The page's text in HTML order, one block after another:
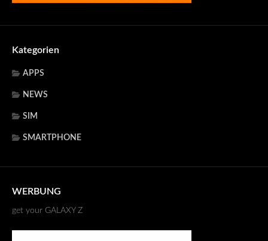
Kategorien
APPS
NEWS
SIM
SMARTPHONE
WERBUNG
get your GALAXY Z